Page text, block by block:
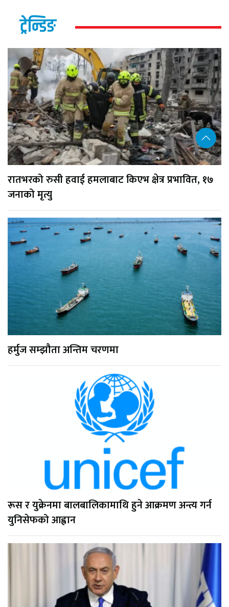
ट्रेन्डिङ
रातभरको रुसी हवाई हमलाबाट किएभ क्षेत्र प्रभावित, १७
जनाको मृत्यु
हर्मुज सम्झौता अन्तिम चरणमा
रूस र युक्रेनमा बालबालिकामाथि हुने आक्रमण अन्त्य गर्न
युनिसेफको आह्वान